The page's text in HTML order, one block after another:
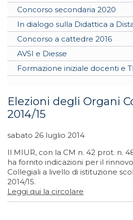
Concorso secondaria 2020
In dialogo sulla Didattica a
Concorso a cattedre 2016
AVSI e Diesse
Formazione iniziale docenti e
Elezioni degli Organi
2014/15
sabato 26 luglio 2014
Il MIUR, con la CM n. 42 prot. n.
ha fornito indicazioni per il
Collegiali a livello di istituzione
2014/15.
Leggi qui la circolare